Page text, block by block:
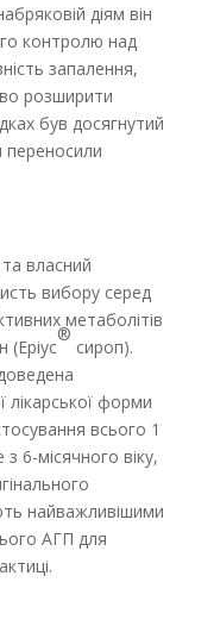
діям він
контролю над
запалення,
розширити
був досягнутий
переносили
власний
вибору серед
метаболітів
(Еріус
®
сироп).
лікарської форми
всього 1
6-місячного віку,
найважливішими
АГП для